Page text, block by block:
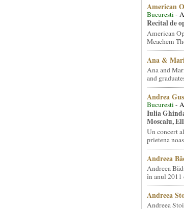
American
Bucuresti-
Recital de
American
Meachem
Ana &
Ana and
and
Andrea
Bucuresti-
Iulia
Moscalu,
Un concert
prietena
Andreea
Andreea
în anul 2011
Andreea
Andreea